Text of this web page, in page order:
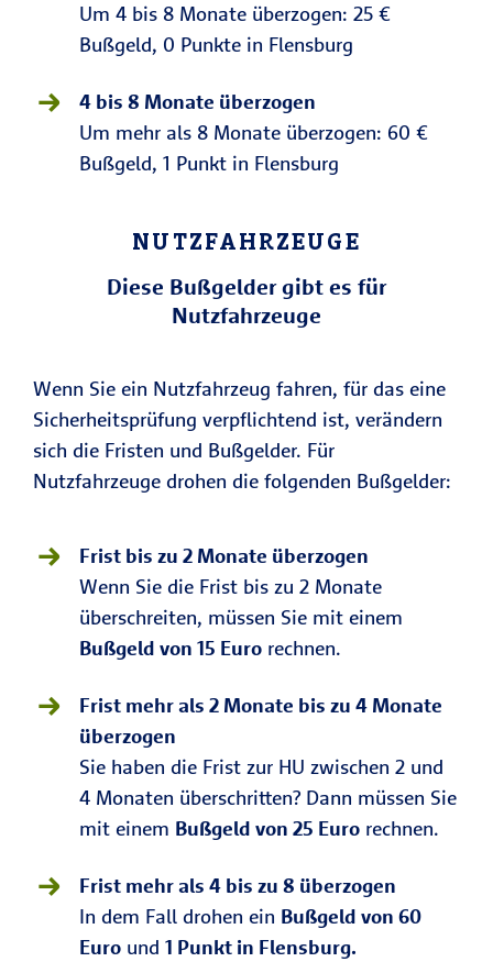
Um 4 bis 8 Monate überzogen: 25 €
Bußgeld, 0 Punkte in Flensburg
4 bis 8 Monate überzogen
Um mehr als 8 Monate überzogen: 60 €
Bußgeld, 1 Punkt in Flensburg
NUTZFAHRZEUGE
Diese Bußgelder gibt es für
Nutzfahrzeuge
Wenn Sie ein Nutzfahrzeug fahren, für das eine
Sicherheitsprüfung verpflichtend ist, verändern
sich die Fristen und Bußgelder. Für
Nutzfahrzeuge drohen die folgenden Bußgelder:
Frist bis zu 2 Monate überzogen
Wenn Sie die Frist bis zu 2 Monate
überschreiten, müssen Sie mit einem
Bußgeld von 15 Euro rechnen.
Frist mehr als 2 Monate bis zu 4 Monate
überzogen
Sie haben die Frist zur HU zwischen 2 und
4 Monaten überschritten? Dann müssen Sie
mit einem Bußgeld von 25 Euro rechnen.
Frist mehr als 4 bis zu 8 überzogen
In dem Fall drohen ein Bußgeld von 60
Euro und 1 Punkt in Flensburg.